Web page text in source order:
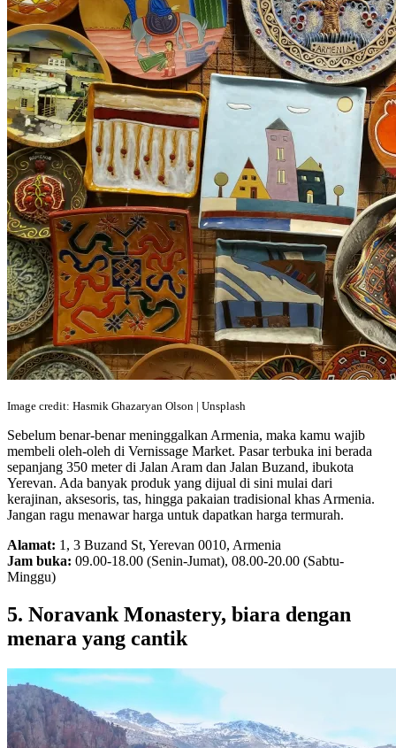
Image credit: Hasmik Ghazaryan Olson | Unsplash
Sebelum benar-benar meninggalkan Armenia, maka kamu wajib
membeli oleh-oleh di Vernissage Market. Pasar terbuka ini berada
sepanjang 350 meter di Jalan Aram dan Jalan Buzand, ibukota
Yerevan. Ada banyak produk yang dijual di sini mulai dari
kerajinan, aksesoris, tas, hingga pakaian tradisional khas Armenia.
Jangan ragu menawar harga untuk dapatkan harga termurah.
Alamat: 1, 3 Buzand St, Yerevan 0010, Armenia
Jam buka: 09.00-18.00 (Senin-Jumat), 08.00-20.00 (Sabtu-
Minggu)
5. Noravank Monastery, biara dengan
menara yang cantik